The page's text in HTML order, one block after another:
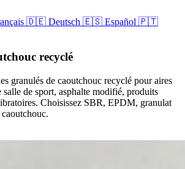
🇩🇪 Deutsch 🇪🇸 Español 🇵🇹
recyclé
granulés de caoutchouc recyclé pour aires
salle de sport, asphalte modifié, produits
Choisissez SBR, EPDM, granulat